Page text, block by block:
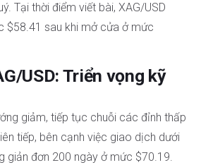
Tại thời điểm viết bài, XAG/USD
$58.41 sau khi mở cửa ở mức
USD: Triển vọng kỹ
giảm, tiếp tục chuỗi các đỉnh thấp
tiếp, bên cạnh việc giao dịch dưới
giản đơn 200 ngày ở mức $70.19.